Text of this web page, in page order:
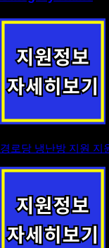
경로당 냉난방 지원 지